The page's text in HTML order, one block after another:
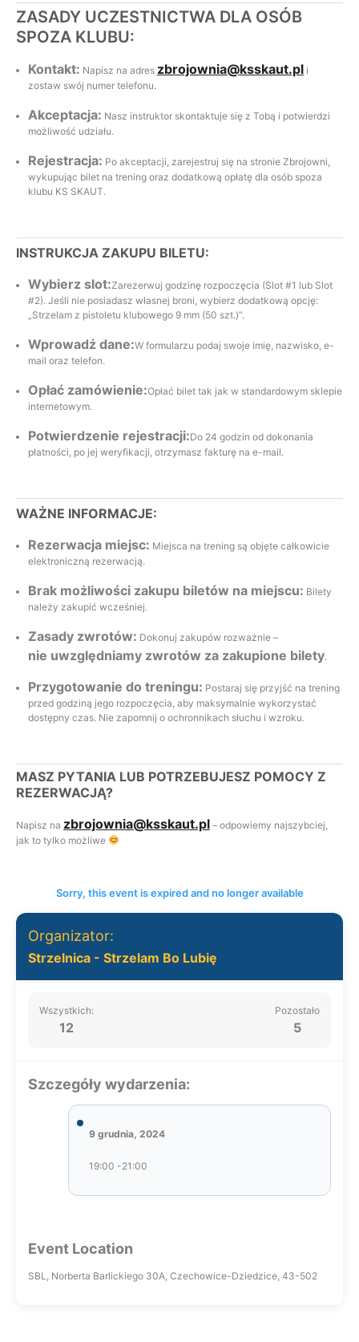
ZASADY UCZESTNICTWA DLA OSÓB
SPOZA KLUBU:
Kontakt: Napisz na adres zbrojownia@ksskaut.pl i
zostaw swój numer telefonu.
Akceptacja: Nasz instruktor skontaktuje się z Tobą i potwierdzi
możliwość udziału.
Rejestracja: Po akceptacji, zarejestruj się na stronie Zbrojowni,
wykupując bilet na trening oraz dodatkową opłatę dla osób spoza
klubu KS SKAUT.
INSTRUKCJA ZAKUPU BILETU:
Wybierz slot:Zarezerwuj godzinę rozpoczęcia (Slot #1 lub Slot
#2). Jeśli nie posiadasz własnej broni, wybierz dodatkową opcję:
„Strzelam z pistoletu klubowego 9 mm (50 szt.)”.
Wprowadź dane:W formularzu podaj swoje imię, nazwisko, e-
mail oraz telefon.
Opłać zamówienie:Opłać bilet tak jak w standardowym sklepie
internetowym.
Potwierdzenie rejestracji:Do 24 godzin od dokonania
płatności, po jej weryfikacji, otrzymasz fakturę na e-mail.
WAŻNE INFORMACJE:
Rezerwacja miejsc: Miejsca na trening są objęte całkowicie
elektroniczną rezerwacją.
Brak możliwości zakupu biletów na miejscu: Bilety
należy zakupić wcześniej.
Zasady zwrotów: Dokonuj zakupów rozważnie –
nie uwzględniamy zwrotów za zakupione bilety.
Przygotowanie do treningu: Postaraj się przyjść na trening
przed godziną jego rozpoczęcia, aby maksymalnie wykorzystać
dostępny czas. Nie zapomnij o ochronnikach słuchu i wzroku.
MASZ PYTANIA LUB POTRZEBUJESZ POMOCY Z
REZERWACJĄ?
Napisz na zbrojownia@ksskaut.pl – odpowiemy najszybciej,
jak to tylko możliwe
Sorry, this event is expired and no longer available
Organizator:
Strzelnica - Strzelam Bo Lubię
Wszystkich:
12
Pozostało
5
Szczegóły wydarzenia:
9 grudnia, 2024
19:00 -21:00
Event Location
SBL, Norberta Barlickiego 30A, Czechowice-Dziedzice, 43-502